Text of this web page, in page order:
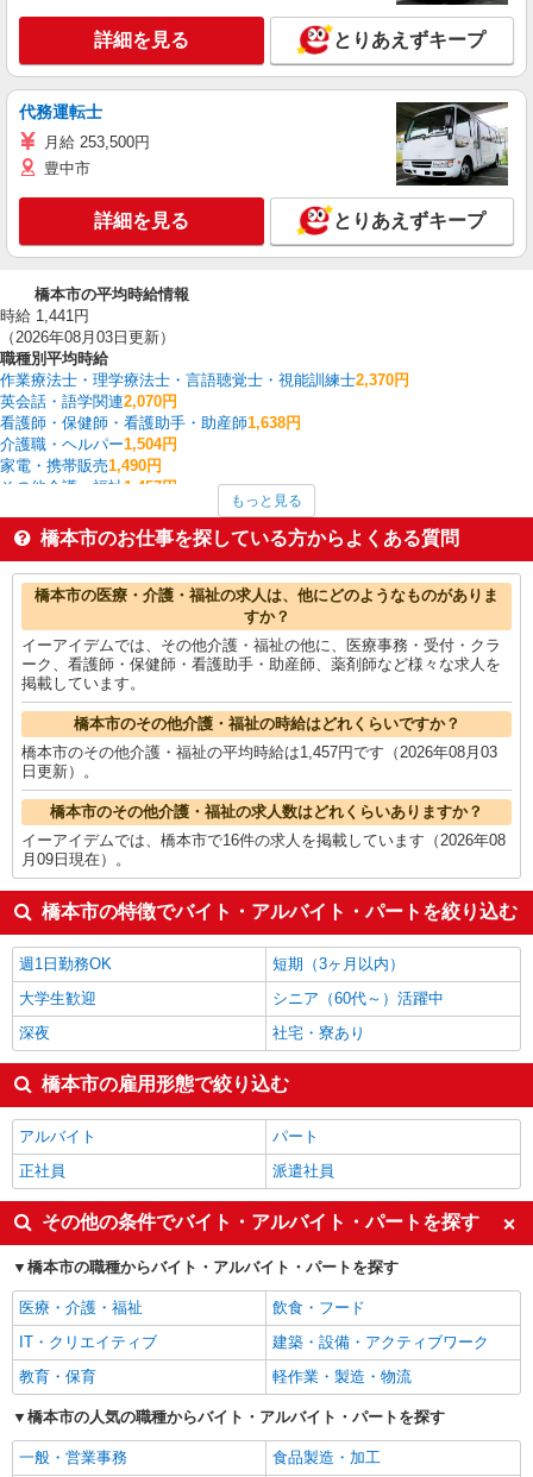
詳細を見る とりあえずキープ
代務運転士
月給 253,500円
豊中市
詳細を見る とりあえずキープ
橋本市の平均時給情報
時給 1,441円
（2026年08月03日更新）
職種別平均時給
作業療法士・理学療法士・言語聴覚士・視能訓練士2,370円
英会話・語学関連2,070円
看護師・保健師・看護助手・助産師1,638円
介護職・ヘルパー1,504円
家電・携帯販売1,490円
その他介護・福祉 1,457円
食品製造・加工1,400円
金属加工 1,350円
製造・組立・加工1,320円
橋本市の他の職種の平均時給を見る
もっと見る
橋本市のお仕事を探している方からよくある質問
橋本市の医療・介護・福祉の求人は、他にどのようなものがありま
すか？
イーアイデムでは、その他介護・福祉の他に、医療事務・受付・クラ
ーク、看護師・保健師・看護助手・助産師、薬剤師など様々な求人を
掲載しています。
橋本市のその他介護・福祉の時給はどれくらいですか？
橋本市のその他介護・福祉の平均時給は1,457円です（2026年08月03
日更新）。
橋本市のその他介護・福祉の求人数はどれくらいありますか？
イーアイデムでは、橋本市で16件の求人を掲載しています（2026年08
月09日現在）。
橋本市の特徴でバイト・アルバイト・パートを絞り込む
週1日勤務OK
短期（3ヶ月以内）
大学生歓迎
シニア（60代～）活躍中
深夜
社宅・寮あり
橋本市の雇用形態で絞り込む
アルバイト
パート
正社員
派遣社員
その他の条件でバイト・アルバイト・パートを探す
橋本市の職種からバイト・アルバイト・パートを探す
医療・介護・福祉
飲食・フード
IT・クリエイティブ
建築・設備・アクティブワーク
教育・保育
軽作業・製造・物流
橋本市の人気の職種からバイト・アルバイト・パートを探す
一般・営業事務
食品製造・加工